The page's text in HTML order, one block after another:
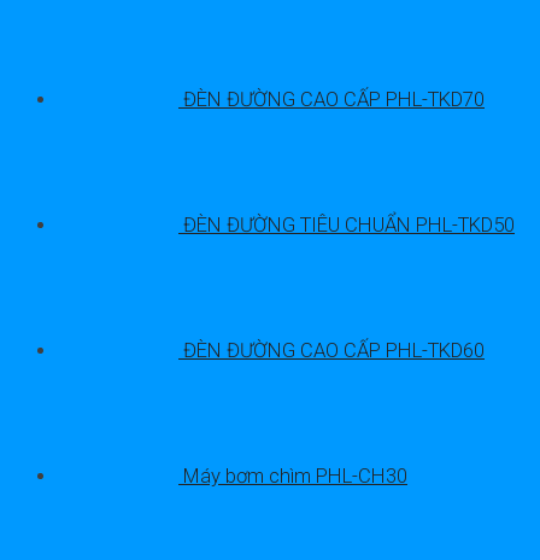
ĐÈN ĐƯỜNG CAO CẤP PHL-TKD70
ĐÈN ĐƯỜNG TIÊU CHUẨN PHL-TKD50
ĐÈN ĐƯỜNG CAO CẤP PHL-TKD60
Máy bơm chìm PHL-CH30